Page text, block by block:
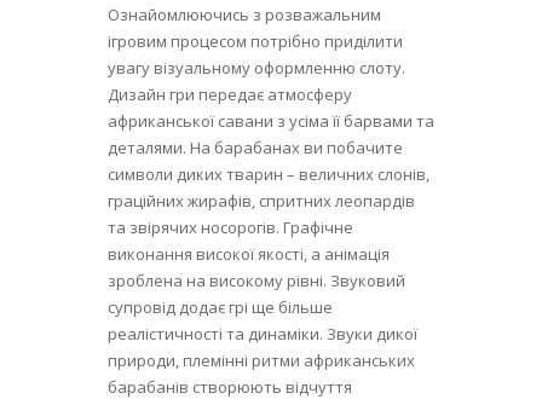
Ознайомлюючись з розважальним
ігровим процесом потрібно приділити
увагу візуальному оформленню слоту.
Дизайн гри передає атмосферу
африканської савани з усіма її барвами та
деталями. На барабанах ви побачите
символи диких тварин – величних слонів,
граційних жирафів, спритних леопардів
та звірячих носорогів. Графічне
виконання високої якості, а анімація
зроблена на високому рівні. Звуковий
супровід додає грі ще більше
реалістичності та динаміки. Звуки дикої
природи, племінні ритми африканських
барабанів створюють відчуття